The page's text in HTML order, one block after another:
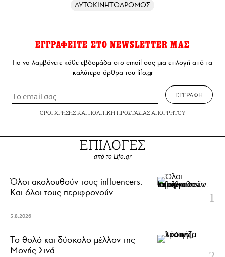
ΑΥΤΟΚΙΝΗΤΟΔΡΟΜΟΣ
ΕΓΓΡΑΦΕΙΤΕ ΣΤΟ NEWSLETTER ΜΑΣ
Για να λαμβάνετε κάθε εβδομάδα στο email σας μια επιλογή από τα
καλύτερα άρθρα του lifo.gr
ΕΓΓΡΑΦΗ
ΟΡΟΙ ΧΡΗΣΗΣΚΑΙ ΠΟΛΙΤΙΚΗ ΠΡΟΣΤΑΣΙΑΣ ΑΠΟΡΡΗΤΟΥ
ΕΠΙΛΟΓΕΣ
από το Lifo.gr
Όλοι ακολουθούν τους influencers.
Και όλοι τους περιφρονούν.
5.8.2026
Το θολό και δύσκολο μέλλον της
Μονής Σινά